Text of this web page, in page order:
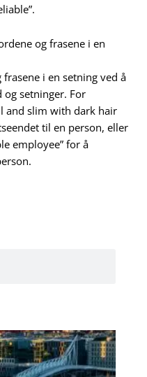
og frasene i en
i en setning ved å
setninger. For
and slim with dark hair
til en person, eller
employee” for å